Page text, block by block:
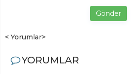
Gönder
< Yorumlar>
YORUMLAR